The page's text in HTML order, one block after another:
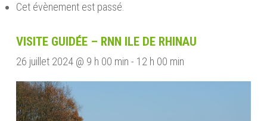
Cet évènement est passé.
VISITE GUIDÉE – RNN ILE DE RHINAU
26 juillet 2024 @ 9 h 00 min - 12 h 00 min